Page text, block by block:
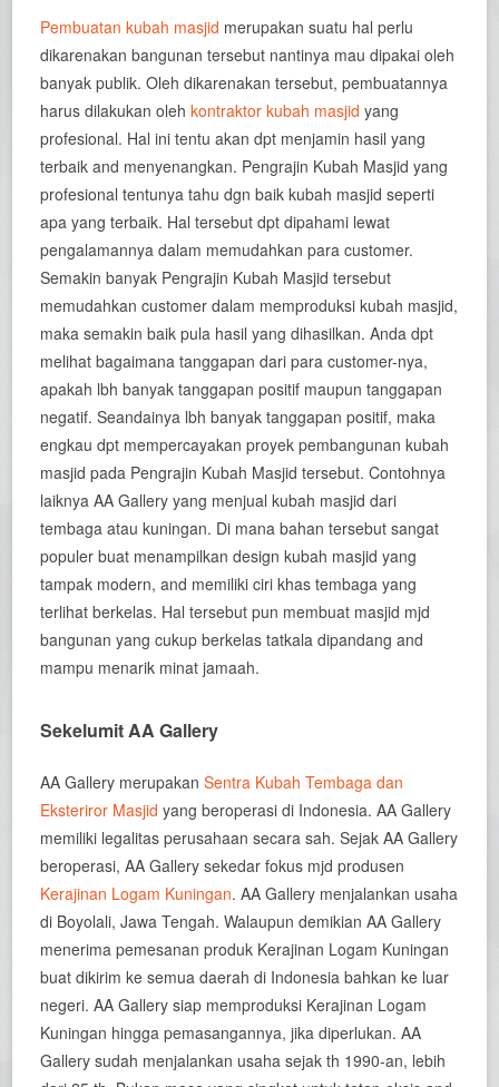
Pembuatan kubah masjid merupakan suatu hal perlu
dikarenakan bangunan tersebut nantinya mau dipakai oleh
banyak publik. Oleh dikarenakan tersebut, pembuatannya
harus dilakukan olehkontraktor kubah masjid yang
profesional. Hal ini tentu akan dpt menjamin hasil yang
terbaik and menyenangkan. Pengrajin Kubah Masjid yang
profesional tentunya tahu dgn baik kubah masjid seperti
apa yang terbaik. Hal tersebut dpt dipahami lewat
pengalamannya dalam memudahkan para customer.
Semakin banyak Pengrajin Kubah Masjid tersebut
memudahkan customer dalam memproduksi kubah masjid,
maka semakin baik pula hasil yang dihasilkan. Anda dpt
melihat bagaimana tanggapan dari para customer-nya,
apakah lbh banyak tanggapan positif maupun tanggapan
negatif. Seandainya lbh banyak tanggapan positif, maka
engkau dpt mempercayakan proyek pembangunan kubah
masjid pada Pengrajin Kubah Masjid tersebut. Contohnya
laiknya AA Gallery yang menjual kubah masjid dari
tembaga atau kuningan. Di mana bahan tersebut sangat
populer buat menampilkan design kubah masjid yang
tampak modern, and memiliki ciri khas tembaga yang
terlihat berkelas. Hal tersebut pun membuat masjid mjd
bangunan yang cukup berkelas tatkala dipandang and
mampu menarik minat jamaah.
Sekelumit AA Gallery
AA Gallery merupakanSentra Kubah Tembaga dan
Eksteriror Masjid yang beroperasi di Indonesia. AA Gallery
memiliki legalitas perusahaan secara sah. Sejak AA Gallery
beroperasi, AA Gallery sekedar fokus mjd produsen
Kerajinan Logam Kuningan. AA Gallery menjalankan usaha
di Boyolali, Jawa Tengah. Walaupun demikian AA Gallery
menerima pemesanan produk Kerajinan Logam Kuningan
buat dikirim ke semua daerah di Indonesia bahkan ke luar
negeri. AA Gallery siap memproduksi Kerajinan Logam
Kuningan hingga pemasangannya, jika diperlukan. AA
Gallery sudah menjalankan usaha sejak th 1990-an, lebih